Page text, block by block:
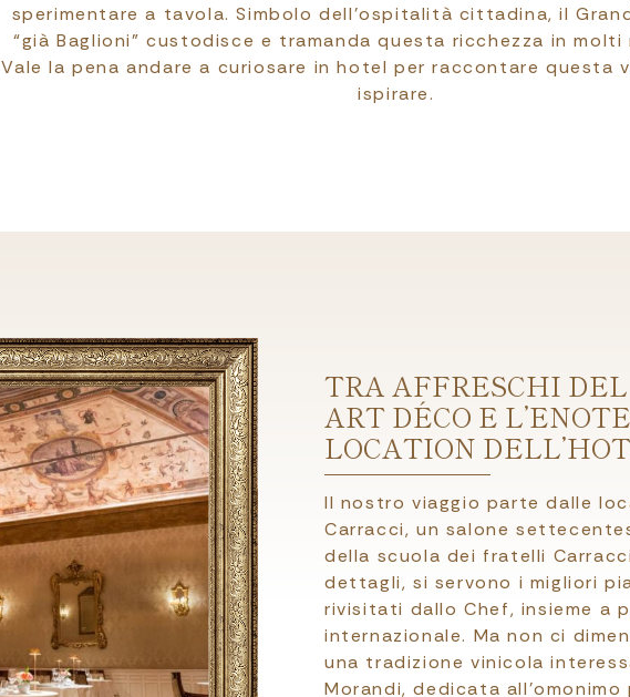
sperimentare a tavola. Simbolo dell’ospitalità cittadina, il
“già Baglioni” custodisce e tramanda questa ricchezza in
Vale la pena andare a curiosare in hotel per raccontare questa
ispirare.
TRA AFFRESCHI
ART DÉCO E
LOCATION
Il nostro viaggio parte dalle
Carracci, un salone
della scuola dei fratelli
dettagli, si servono i migliori
rivisitati dallo Chef, insieme a
internazionale. Ma non ci
una tradizione vinicola
Morandi, dedicata